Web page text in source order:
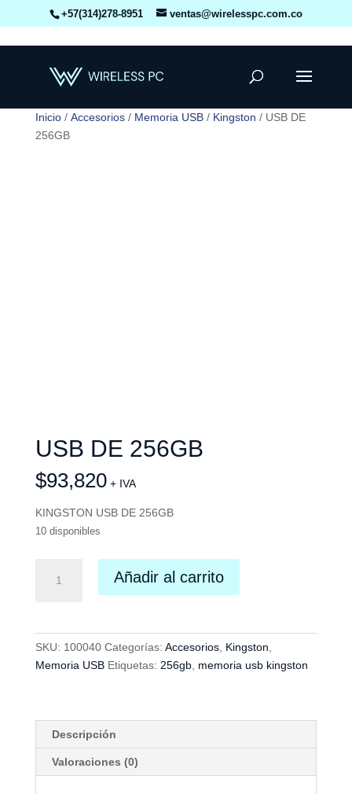
+57(314)278-8951 ventas@wirelesspc.com.co
Inicio/ Accesorios/ Memoria USB/ Kingston / USB DE
256GB
USB DE 256GB
$93,820 + IVA
KINGSTON USB DE 256GB
10 disponibles
Añadir al carrito
SKU: 100040 Categorías: Accesorios, Kingston,
Memoria USB Etiquetas: 256gb, memoria usb kingston
Descripción
Valoraciones (0)